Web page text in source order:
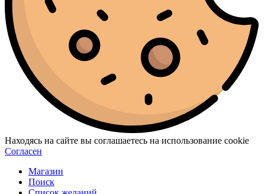
Находясь на сайте вы соглашаетесь на использование cookie
Согласен
Магазин
Поиск